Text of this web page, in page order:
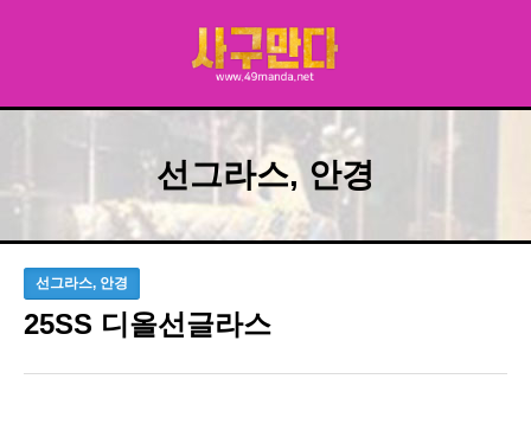
선그라스, 안경
선그라스, 안경
25SS 디올선글라스